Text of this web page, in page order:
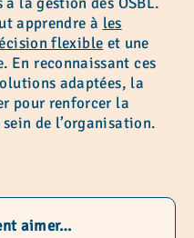
apprendre à les
flexible et une
En reconnaissant ces
adaptées, la
pour renforcer la
de l’organisation.
aimer…